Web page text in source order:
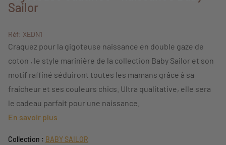
Sailor
Réf: XEDN1
Craquez pour la gigoteuse naissance en double gaze de
coton , le style marinière de la collection Baby Sailor et son
motif raffiné séduiront toutes les mamans grâce à sa
fraicheur et ses couleurs chics. Ultra qualitative, elle sera
le cadeau parfait pour une naissance.
En savoir plus
Collection : BABY SAILOR